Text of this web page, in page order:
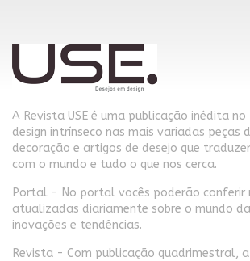
A Revista USE é uma publicação inédita no
design intrínseco nas mais variadas peças
decoração e artigos de desejo que
com o mundo e tudo o que nos cerca.
Portal - No portal vocês poderão conferir
atualizadas diariamente sobre o mundo
inovações e tendências.
Revista - Com publicação quadrimestral,